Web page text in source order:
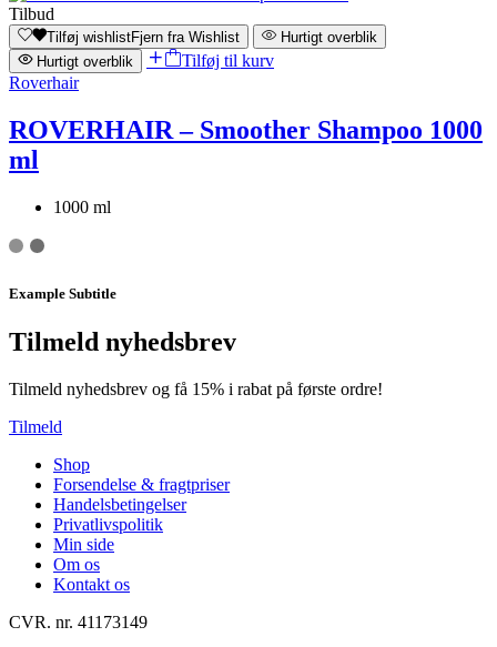
Tilbud
Tilføj wishlistFjern fra Wishlist
Hurtigt overblik
Hurtigt overblik
Tilføj til kurv
Roverhair
ROVERHAIR – Smoother Shampoo 1000
ml
1000 ml
Example Subtitle
Tilmeld nyhedsbrev
Tilmeld nyhedsbrev og få 15% i rabat på første ordre!
Tilmeld
Shop
Forsendelse & fragtpriser
Handelsbetingelser
Privatlivspolitik
Min side
Om os
Kontakt os
CVR. nr. 41173149